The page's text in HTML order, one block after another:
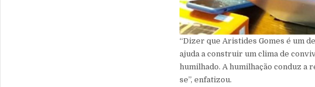
“Dizer que Aristides Gomes é um
ajuda a construir um clima de
humilhado. A humilhação conduz a
se”, enfatizou.